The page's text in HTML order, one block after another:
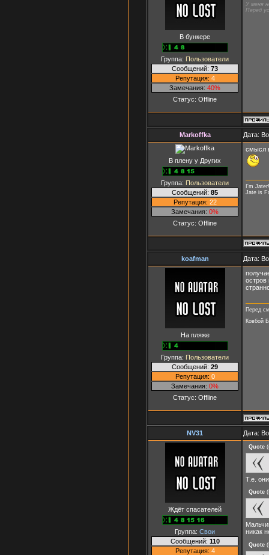
В бункере
Группа: Пользователи
Сообщений: 73
Репутация: 4
Замечания: 40%
Статус: Offline
У меня
Перед
Markoffka Дата:
В плену у Других
Группа: Пользователи
Сообщений: 85
Репутация: 22
Замечания: 0%
Статус: Offline
смысл
I'm Jater!
Jate is
koafman Дата:
На пляже
Группа: Пользователи
Сообщений: 29
Репутация: 0
Замечания: 0%
Статус: Offline
остров
Перед
Ковбой
NV31 Дата:
Ждёт спасателей
Группа: Свои
Сообщений: 110
Репутация: 4
Quote (
Т.е.
Quote (
никак
Quote (